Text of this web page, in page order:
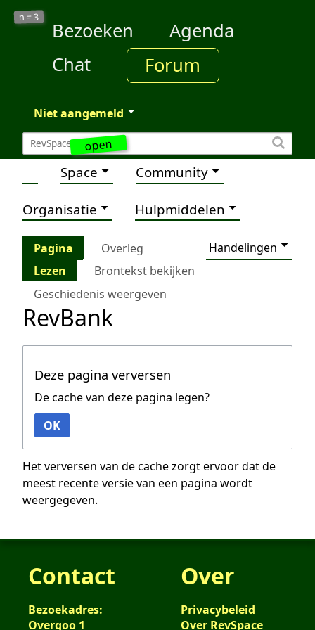
open
n =3
Bezoeken
Agenda
Chat
Forum
Niet aangemeld
Space Community
Organisatie Hulpmiddelen
Pagina Overleg
Handelingen
Lezen
Brontekst bekijken
Geschiedenis weergeven
RevBank
Deze pagina verversen
De cache van deze pagina legen?
OK
Het verversen van de cache zorgt ervoor dat de
meest recente versie van een pagina wordt
weergegeven.
Contact
Bezoekadres:
Overgoo 1
Over
Privacybeleid
Over RevSpace